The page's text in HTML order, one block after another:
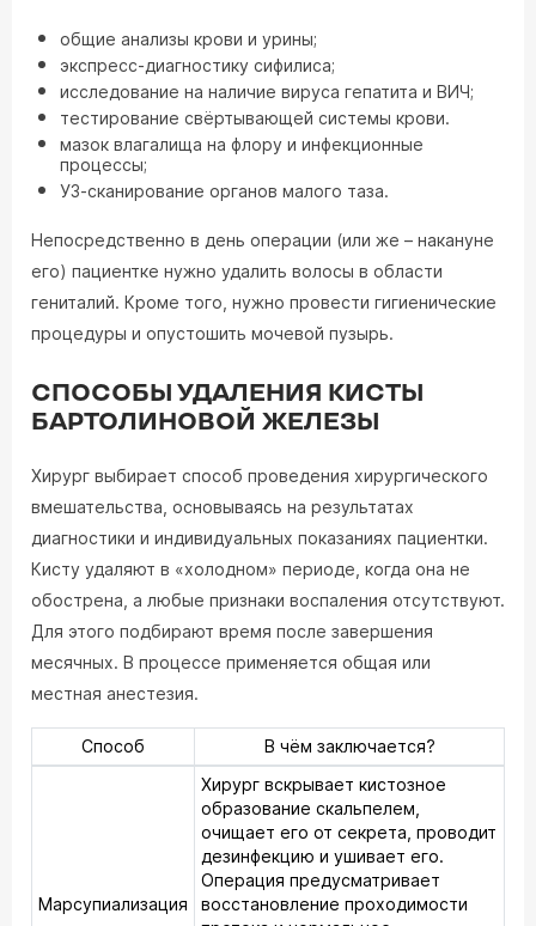
общие анализы крови и урины;
экспресс-диагностику сифилиса;
исследование на наличие вируса гепатита и ВИЧ;
тестирование свёртывающей системы крови.
мазок влагалища на флору и инфекционные
процессы;
УЗ-сканирование органов малого таза.
Непосредственно в день операции (или же – накануне
его) пациентке нужно удалить волосы в области
гениталий. Кроме того, нужно провести гигиенические
процедуры и опустошить мочевой пузырь.
СПОСОБЫ УДАЛЕНИЯ КИСТЫ
БАРТОЛИНОВОЙ ЖЕЛЕЗЫ
Хирург выбирает способ проведения хирургического
вмешательства, основываясь на результатах
диагностики и индивидуальных показаниях пациентки.
Кисту удаляют в «холодном» периоде, когда она не
обострена, а любые признаки воспаления отсутствуют.
Для этого подбирают время после завершения
месячных. В процессе применяется общая или
местная анестезия.
Способ В чём заключается?
Марсупиализация
Хирург вскрывает кистозное
образование скальпелем,
очищает его от секрета, проводит
дезинфекцию и ушивает его.
Операция предусматривает
восстановление проходимости